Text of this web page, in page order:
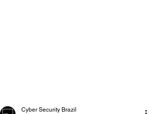
Cyber Security Brazil